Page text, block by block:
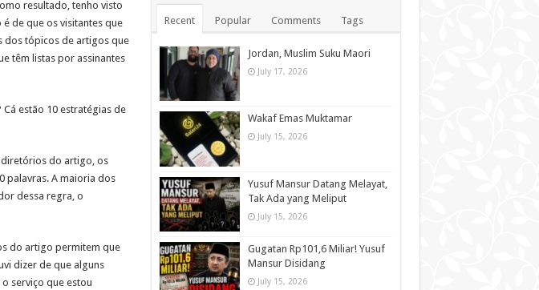
resultado, tenho visto
de que os visitantes que
dos tópicos de artigos que
têm listas por assinantes
estão 10 estratégias de
diretórios do artigo, os
palavras. A maioria dos
dessa regra, o
do artigo permitem que
dizer de que alguns
serviço que estou
Recent Popular Comments Tags
Jordan, Muslim Suku Maori
July 17, 2026
Wakaf Emas Muktamar
July 15, 2026
Yusuf Mansur Datang Melayat,
Tak Ada yang Meliput
July 15, 2026
Gugatan Rp101,6 Miliar! Yusuf
Mansur Disidang
July 15, 2026